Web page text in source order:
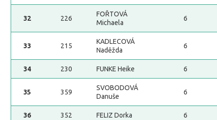
32 226
FOŘTOVÁ
Michaela
6
33 215
KADLECOVÁ
Naděžda
6
34 230 FUNKE Heike 6
35 359
SVOBODOVÁ
Danuše
6
36 352 FELIZ Dorka 6